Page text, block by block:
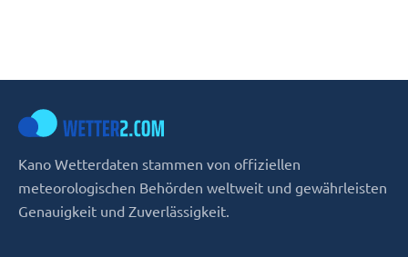
Kano Wetterdaten stammen von offiziellen
meteorologischen Behörden weltweit und gewährleisten
Genauigkeit und Zuverlässigkeit.